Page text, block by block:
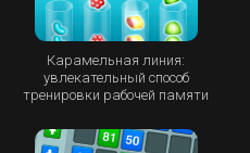
Карамельная линия:
увлекательный способ
тренировки рабочей памяти